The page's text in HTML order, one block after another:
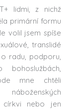
lidmi, z nichž
primární formu
volil jsem spíše
translidé
radu, podporu,
mne chtěli
nebo jen